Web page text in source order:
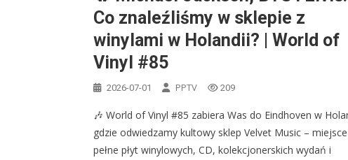
Co znaleźliśmy w sklepie z
winylami w Holandii? | World of
Vinyl #85
2026-07-01 PPTV 209
🎶 World of Vinyl #85 zabiera Was do Eindhoven w
gdzie odwiedzamy kultowy sklep Velvet Music – miejsce
pełne płyt winylowych, CD, kolekcjonerskich wydań i